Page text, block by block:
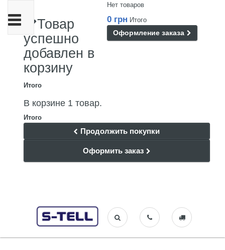
Нет товаров
0 грн Итого
Оформление заказа
Товар
успешно
добавлен в
корзину
Итого
В корзине 1 товар.
Итого
Продолжить покупки
Оформить заказ
Переключить
навигации